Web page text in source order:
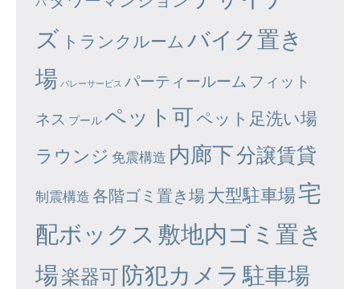
ズ トランクルーム バイク置き
場 バレーサービス パーティールーム フィット
ネス プール ペット可ペット足洗い場
ラウンジ 免震構造 内廊下分譲賃貸
制震構造 各階ゴミ置き場大型駐車場宅
配ボックス 敷地内ゴミ置き
場楽器可防犯カメラ 駐車場